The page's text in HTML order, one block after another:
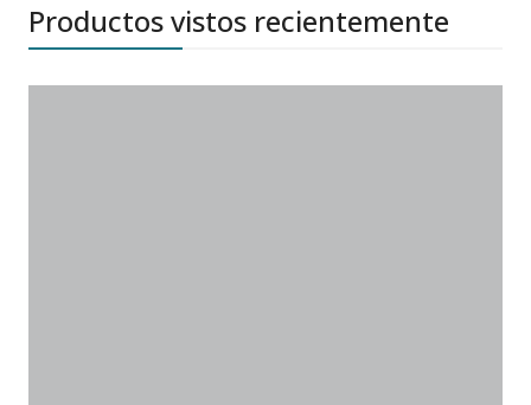
Productos vistos recientemente